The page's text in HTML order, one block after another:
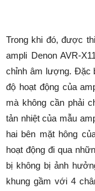
Trong khi đó, được
ampli Denon AVR-
chỉnh âm lượng. Đặc
độ hoạt động của
mà không cần phải
tản nhiệt của mẫu
hai bên mặt hông
hoạt động đi qua
bị không bị ảnh
khung gầm với 4